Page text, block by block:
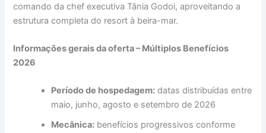
comando da chef executiva Tânia Godoi, aproveitando a
estrutura completa do resort à beira-mar.
Informações gerais da oferta – Múltiplos Benefícios
2026
Período de hospedagem: datas distribuídas entre
maio, junho, agosto e setembro de 2026
Mecânica: benefícios progressivos conforme